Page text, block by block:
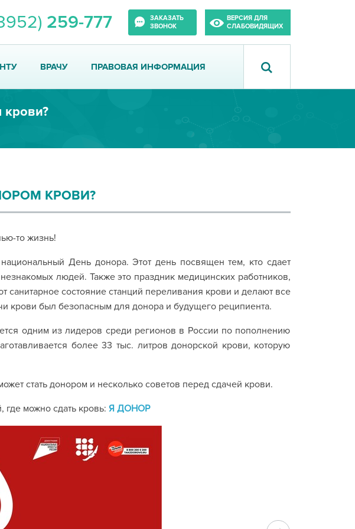
259-777
ЗАКАЗАТЬ
ЗВОНОК
ВЕРСИЯ ДЛЯ
СЛАБОВИДЯЩИХ
ВРАЧУ ПРАВОВАЯ ИНФОРМАЦИЯ
крови?
КРОВИ?
то жизнь!
День донора. Этот день посвящен тем, кто сдает
людей. Также это праздник медицинских работников,
санитарное состояние станций переливания крови и делают все
крови был безопасным для донора и будущего реципиента.
одним из лидеров среди регионов в России по пополнению
более 33 тыс. литров донорской крови, которую
стать донором и несколько советов перед сдачей крови.
где можно сдать кровь: Я ДОНОР